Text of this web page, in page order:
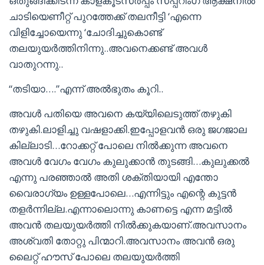
ചാടിയെണീറ്റ് പുറത്തേക്ക് തലനീട്ടി ‘എന്നെ
വിളിച്ചോയെന്നു ‘ചോദിച്ചുകൊണ്ട്
തലയുയര്‍ത്തിനിന്നു..അവനെക്കണ്ട് അവള്‍
വാതുറന്നു..
“തടിയാ….”എന്ന് അല്‍ഭുതം കൂറി..
അവള്‍ പതിയെ അവനെ കയ്യിലെടുത്ത് തഴുകി
തഴുകി.ലാളിച്ചു വഷളാക്കി.ഇപ്പോളവന്‍ ഒരു ജഗജാല
കില്ലാടി…റോക്കറ്റ് പോലെ നില്‍ക്കുന്ന അവനെ
അവള്‍ വേഗം വേഗം കുലുക്കാന്‍ തുടങ്ങി…കുലുക്കല്‍
എന്നു പരഞ്ഞാല്‍ അതി ശക്തിയായി എന്തോ
വൈരാഗ്യം ഉള്ളപോലെ…എന്നിട്ടും എന്റെ കുട്ടന്‍
തളര്‍ന്നില്ല.എന്നാലൊന്നു കാണട്ടെ എന്ന മട്ടില്‍
അവന്‍ തലയുയര്‍ത്തി നില്‍ക്കുകയാണ്‌.അവസാനം
അശ്വതി തോറ്റു പിന്മാറി.അവസാനം അവന്‍ ഒരു
ലൈറ്റ് ഹൗസ് പോലെ തലയുയര്‍ത്തി